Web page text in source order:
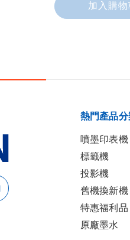
加入購物
熱門產品分
噴墨印表機
標籤機
投影機
舊機換新機
特惠福利品
原廠墨水